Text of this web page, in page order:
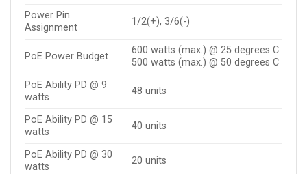
Power Pin
Assignment
1/2(+), 3/6(-)
PoE Power Budget
600 watts (max.) @ 25 degrees C
500 watts (max.) @ 50 degrees C
PoE Ability PD @ 9
watts
48 units
PoE Ability PD @ 15
watts
40 units
PoE Ability PD @ 30
watts
20 units